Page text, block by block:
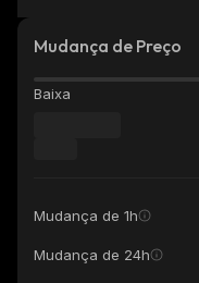
Mudança de Preço
Baixa
Mudança de 1h
Mudança de 24h